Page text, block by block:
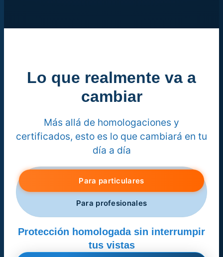
Lo que realmente va a
cambiar
Más allá de homologaciones y
certificados, esto es lo que cambiará en tu
día a día
Para particulares
Para profesionales
Protección homologada sin interrumpir
tus vistas